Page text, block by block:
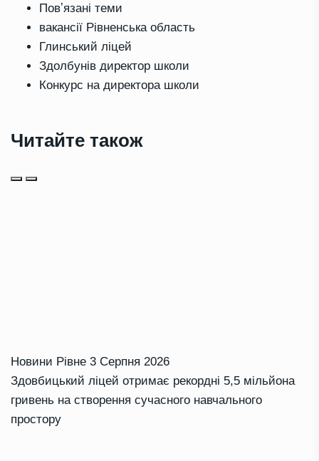
Повʼязані теми
вакансії Рівненська область
Глинський ліцей
Здолбунів директор школи
Конкурс на директора школи
Читайте також
Новини Рівне 3 Серпня 2026
Здовбицький ліцей отримає рекордні 5,5 мільйона
гривень на створення сучасного навчального
простору